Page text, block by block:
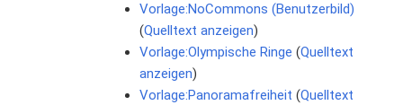
Vorlage:NoCommons (Benutzerbild)
(Quelltext anzeigen)
Vorlage:Olympische Ringe (Quelltext
anzeigen)
Vorlage:Panoramafreiheit (Quelltext